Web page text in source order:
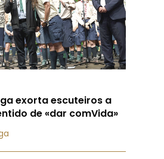
exorta escuteiros a
de «dar comVida»